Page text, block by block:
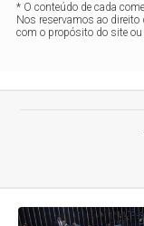
* O conteúdo de cada
Nos reservamos ao
com o propósito do site